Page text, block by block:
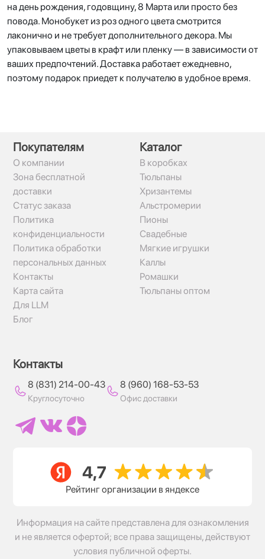
на день рождения, годовщину, 8 Марта или просто без
повода. Монобукет из роз одного цвета смотрится
лаконично и не требует дополнительного декора. Мы
упаковываем цветы в крафт или пленку — в зависимости от
ваших предпочтений. Доставка работает ежедневно,
поэтому подарок приедет к получателю в удобное время.
Покупателям
О компании
Зона бесплатной
доставки
Статус заказа
Политика
конфиденциальности
Политика обработки
персональных данных
Контакты
Карта сайта
Для LLM
Блог
Каталог
В коробках
Тюльпаны
Хризантемы
Альстромерии
Пионы
Свадебные
Мягкие игрушки
Каллы
Ромашки
Тюльпаны оптом
Контакты
8 (831) 214-00-43
Круглосуточно
8 (960) 168-53-53
Офис доставки
Рейтинг организации в яндексе
Информация на сайте представлена для ознакомления
и не является офертой; все права защищены, действуют
условия публичной оферты.